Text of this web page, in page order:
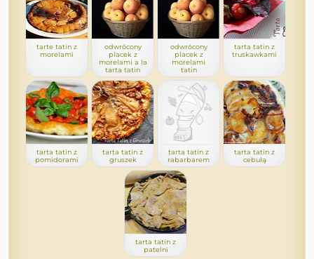
tarte tatin z
morelami
odwrócony
placek z
morelami a la
tarta tatin
odwrócony
placek z
morelami
tatin
tarta tatin z
truskawkami
tarta tatin z
pomidorami
tarta tatin z
gruszek
tarta tatin z
rabarbarem
tarta tatin z
cebulą
tarta tatin z
patelni